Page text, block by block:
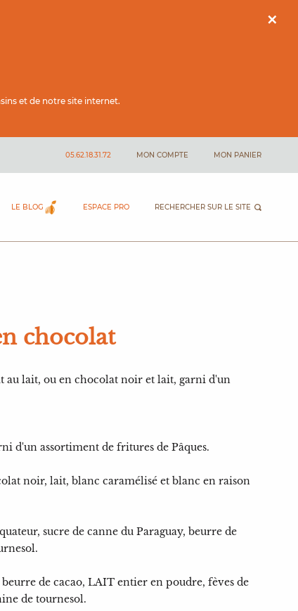
et de notre site internet.
×
05.62.18.31.72 MON COMPTE MON PANIER
LE BLOG ESPACE PRO RECHERCHER SUR LE SITE
chocolat
au lait, ou en chocolat noir et lait, garni d'un
d'un assortiment de fritures de Pâques.
noir, lait, blanc caramélisé et blanc en raison
sucre de canne du Paraguay, beurre de
de cacao, LAIT entier en poudre, fèves de
de tournesol.